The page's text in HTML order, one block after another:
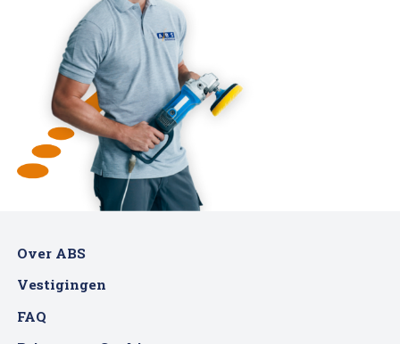
Over ABS
Vestigingen
FAQ